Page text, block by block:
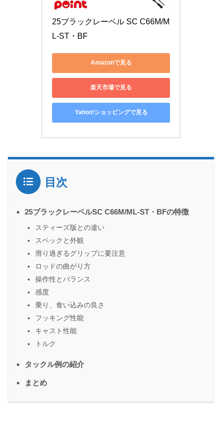
25ブラックレーベル SC C66M/M
L-ST・BF
Amazonで見る
楽天市場で見る
Yahoo!ショッピングで見る
目次
25ブラックレーベルSC C66M/ML-ST・BFの特徴
スティーズ版との違い
スペックと外観
滑り過ぎるグリップに要注意
ロッドの曲がり方
操作性とバランス
感度
乗り、食い込みの良さ
フッキング性能
キャスト性能
トルク
タックル例の紹介
まとめ